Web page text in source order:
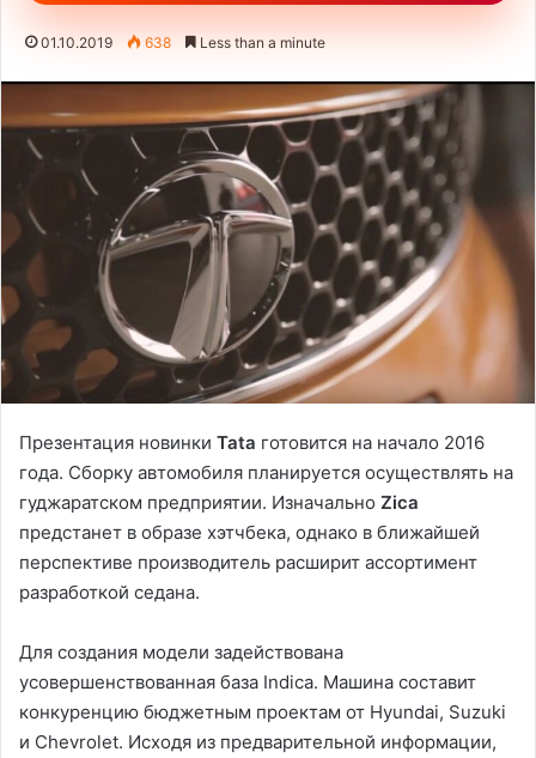
01.10.2019 638 Less than a minute
Презентация новинки Tata готовится на начало 2016
года. Сборку автомобиля планируется осуществлять на
гуджаратском предприятии. Изначально Zica
предстанет в образе хэтчбека, однако в ближайшей
перспективе производитель расширит ассортимент
разработкой седана.
Для создания модели задействована
усовершенствованная база Indica. Машина составит
конкуренцию бюджетным проектам от Hyundai, Suzuki
и Chevrolet. Исходя из предварительной информации,